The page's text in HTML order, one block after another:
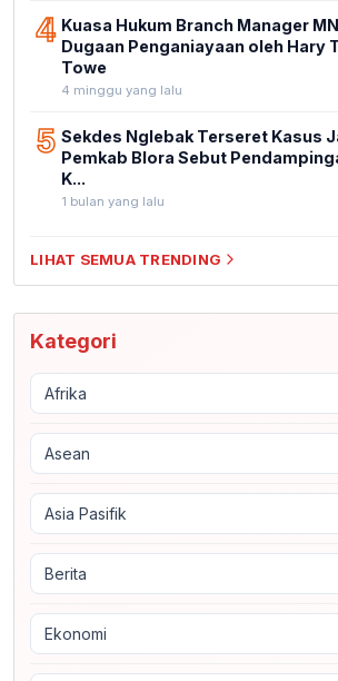
4 Kuasa Hukum Branch Manager
Dugaan Penganiayaan oleh Hary
Towe
4 minggu yang lalu
5 Sekdes Nglebak Terseret Kasus
Pemkab Blora Sebut
K...
1 bulan yang lalu
LIHAT SEMUA TRENDING
Kategori
Afrika
Asean
Asia Pasifik
Berita
Ekonomi